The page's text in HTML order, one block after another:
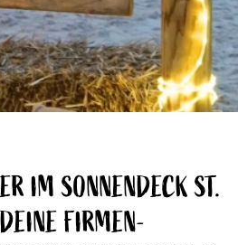
IM SONNENDECK ST.
FIRMEN-